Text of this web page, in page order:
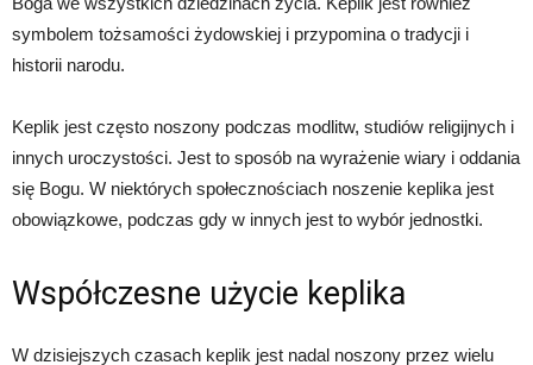
symbolem tożsamości żydowskiej i przypomina o tradycji i
historii narodu.
Keplik jest często noszony podczas modlitw, studiów religijnych i
innych uroczystości. Jest to sposób na wyrażenie wiary i oddania
się Bogu. W niektórych społecznościach noszenie keplika jest
obowiązkowe, podczas gdy w innych jest to wybór jednostki.
Współczesne użycie keplika
W dzisiejszych czasach keplik jest nadal noszony przez wielu